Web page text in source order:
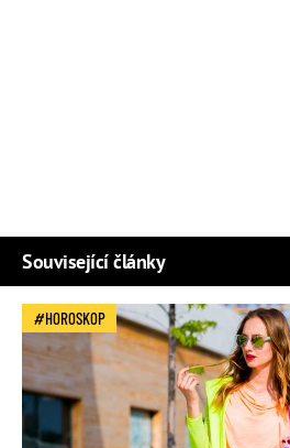
Související články
HOROSKOP